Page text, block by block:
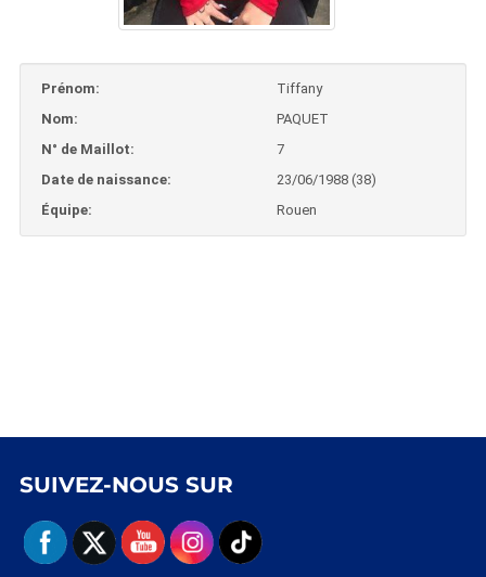
Prénom:
Tiffany
Nom:
PAQUET
N° de Maillot:
7
Date de naissance:
23/06/1988 (38)
Équipe:
Rouen
SUIVEZ-NOUS SUR